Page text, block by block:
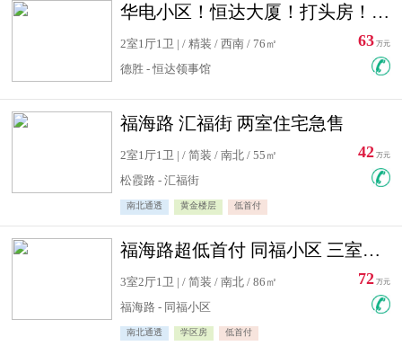
华电小区！恒达大厦！打头房！精装修！可低首付！随时看房！
2室1厅1卫 | / 精装 / 西南 / 76㎡
德胜 - 恒达领事馆
63 万元
福海路 汇福街 两室住宅急售
2室1厅1卫 | / 简装 / 南北 / 55㎡
松霞路 - 汇福街
南北通透 黄金楼层 低首付
42 万元
福海路超低首付 同福小区 三室住宅急售
3室2厅1卫 | / 简装 / 南北 / 86㎡
福海路 - 同福小区
南北通透 学区房 低首付
72 万元